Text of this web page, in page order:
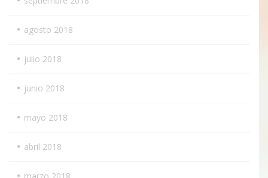
agosto 2018
julio 2018
junio 2018
mayo 2018
abril 2018